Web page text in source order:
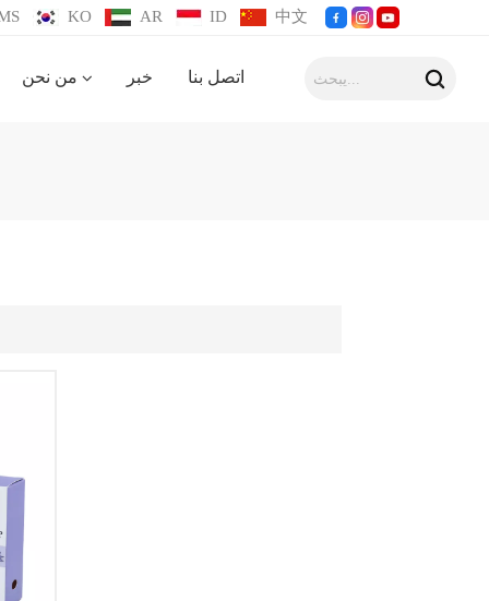
KO AR ID 中文
من نحن خبر اتصل بنا